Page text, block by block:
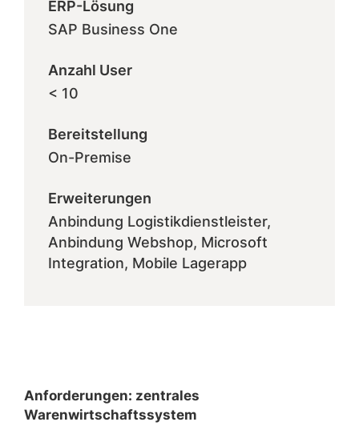
ERP-Lösung
SAP Business One
Anzahl User
< 10
Bereitstellung
On-Premise
Erweiterungen
Anbindung Logistikdienstleister,
Anbindung Webshop, Microsoft
Integration, Mobile Lagerapp
Anforderungen: zentrales
Warenwirtschaftssystem